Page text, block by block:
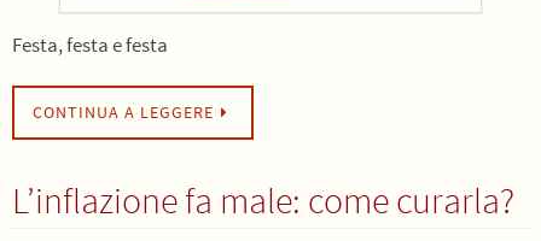
Festa, festa e festa
CONTINUA A LEGGERE
L’inflazione fa male: come curarla?